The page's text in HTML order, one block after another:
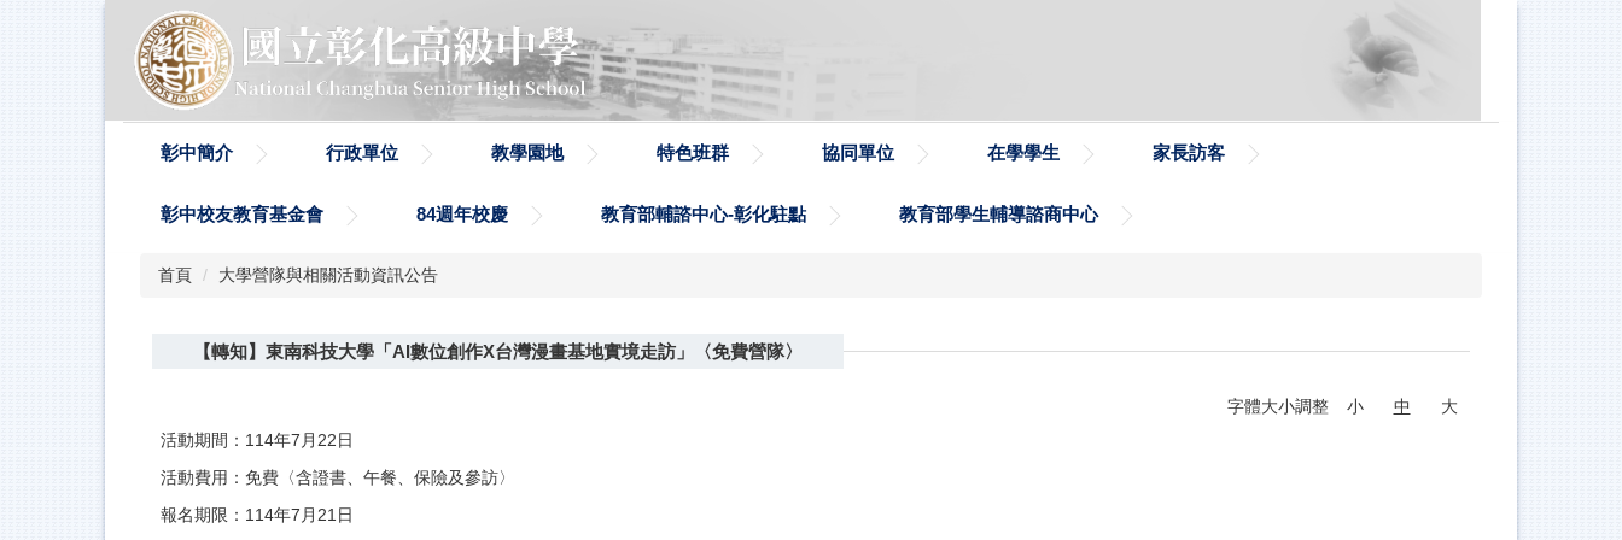
彰中簡介 行政單位 教學園地 特色班群 協同單位 在學學生 家長訪客
彰中校友教育基金會 84週年校慶 教育部輔諮中心-彰化駐點 教育部學生輔導諮商中心
首頁 大學營隊與相關活動資訊公告
【轉知】東南科技大學「AI數位創作X台灣漫畫基地實境走訪」〈免費營隊〉
字體大小調整 小 中
大
活動期間：114年7月22日
活動費用：免費〈含證書、午餐、保險及參訪〉
報名期限：114年7月21日